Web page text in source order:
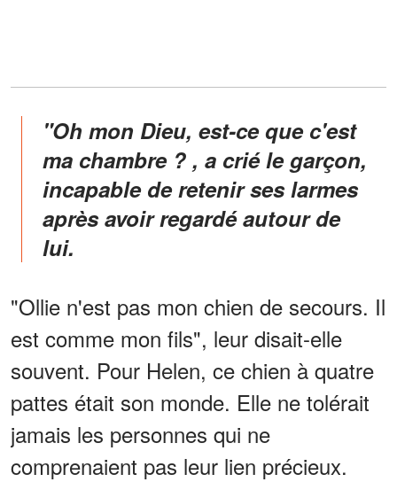
"Oh mon Dieu, est-ce que c'est
ma chambre ? , a crié le garçon,
incapable de retenir ses larmes
après avoir regardé autour de
lui.
"Ollie n'est pas mon chien de secours. Il
est comme mon fils", leur disait-elle
souvent. Pour Helen, ce chien à quatre
pattes était son monde. Elle ne tolérait
jamais les personnes qui ne
comprenaient pas leur lien précieux.